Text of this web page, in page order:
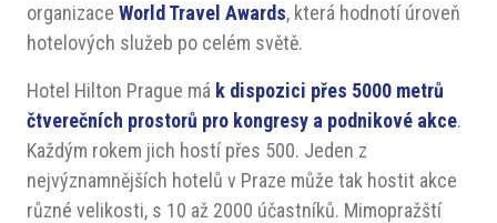
organizace World Travel Awards, která hodnotí úroveň
hotelových služeb po celém světě.
Hotel Hilton Prague má k dispozici přes 5000 metrů
čtverečních prostorů pro kongresy a podnikové akce.
Každým rokem jich hostí přes 500. Jeden z
nejvýznamnějších hotelů v Praze může tak hostit akce
různé velikosti, s 10 až 2000 účastníků. Mimopražští